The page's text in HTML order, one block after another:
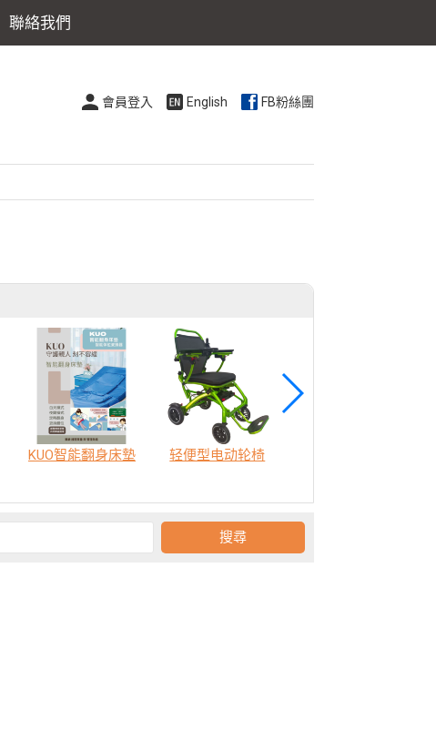
聯絡我們
會員登入 English FB粉絲團
KUO智能翻身床墊 轻便型电动轮椅